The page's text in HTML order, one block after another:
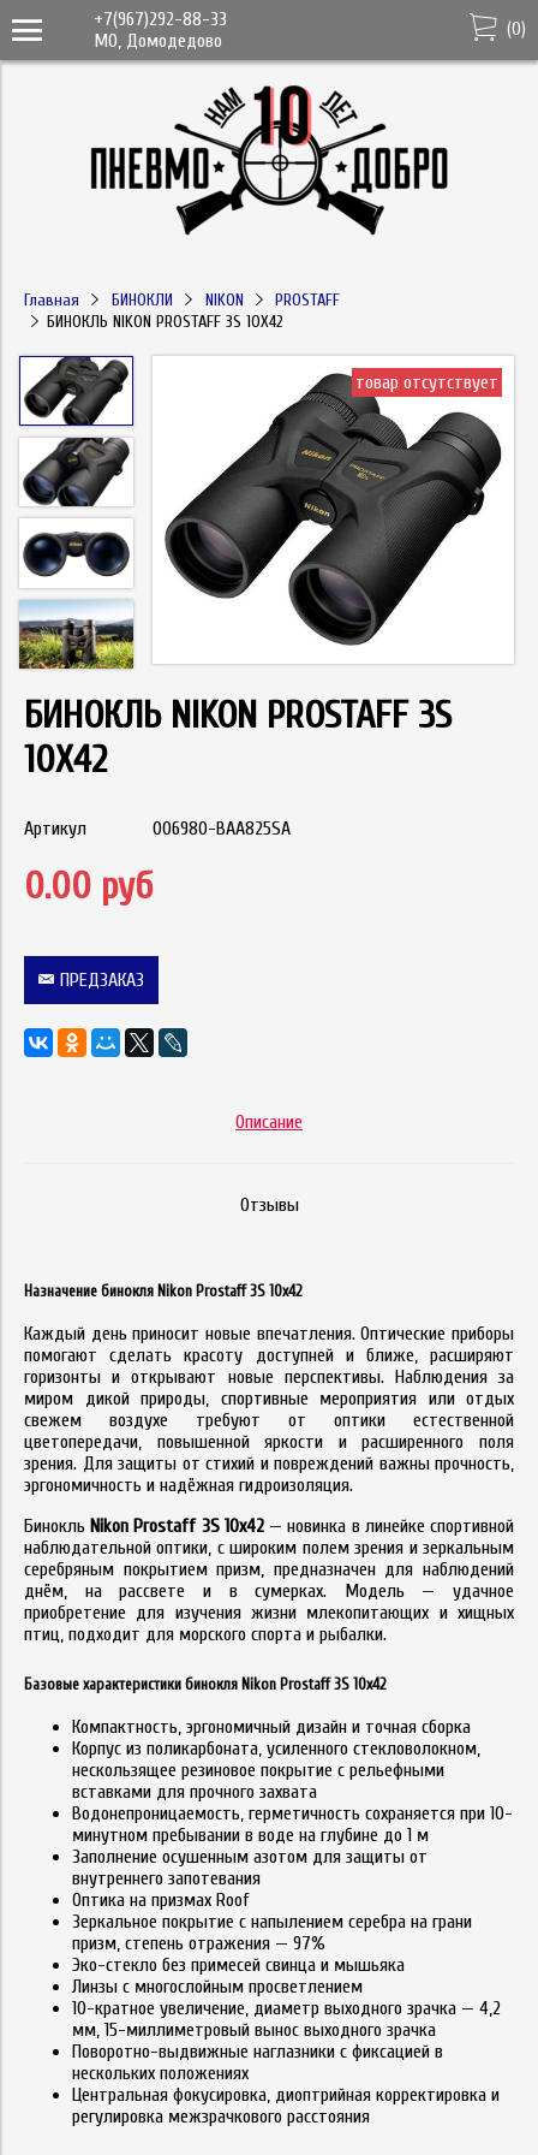
+7(967)292-88-33
МО, Домодедово
(0)
Главная БИНОКЛИ NIKON
PROSTAFF
БИНОКЛЬ NIKON PROSTAFF 3S 10X42
товар отсутствует
БИНОКЛЬ NIKON PROSTAFF 3S
10X42
Артикул 006980-BAA825SA
0.00 руб
ПРЕДЗАКАЗ
Описание
Отзывы
Назначение бинокля Nikon Prostaff 3S 10x42
Каждый день приносит новые впечатления. Оптические приборы
помогают сделать красоту доступней и ближе, расширяют
горизонты и открывают новые перспективы. Наблюдения за
миром дикой природы, спортивные мероприятия или отдых
свежем воздухе требуют от оптики естественной
цветопередачи, повышенной яркости и расширенного поля
зрения. Для защиты от стихий и повреждений важны прочность,
эргономичность и надёжная гидроизоляция.
БинокльNikon Prostaff 3S 10x42— новинка в линейке спортивной
наблюдательной оптики, с широким полем зрения и зеркальным
серебряным покрытием призм, предназначен для наблюдений
днём, на рассвете и в сумерках. Модель — удачное
приобретение для изучения жизни млекопитающих и хищных
птиц, подходит для морского спорта и рыбалки.
Базовые характеристики бинокля Nikon Prostaff 3S 10x42
Компактность, эргономичный дизайн и точная сборка
Корпус из поликарбоната, усиленного стекловолокном,
нескользящее резиновое покрытие с рельефными
вставками для прочного захвата
Водонепроницаемость, герметичность сохраняется при 10-
минутном пребывании в воде на глубине до 1 м
Заполнение осушенным азотом для защиты от
внутреннего запотевания
Оптика на призмах Roof
Зеркальное покрытие с напылением серебра на грани
призм, степень отражения — 97%
Эко-стекло без примесей свинца и мышьяка
Линзы с многослойным просветлением
10-кратное увеличение, диаметр выходного зрачка — 4,2
мм, 15-миллиметровый вынос выходного зрачка
Поворотно-выдвижные наглазники с фиксацией в
нескольких положениях
Центральная фокусировка, диоптрийная корректировка и
регулировка межзрачкового расстояния